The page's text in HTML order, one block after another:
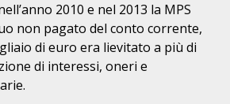
2010 e nel 2013 la MPS
non pagato del conto corrente,
di euro era lievitato a più di
di interessi, oneri e